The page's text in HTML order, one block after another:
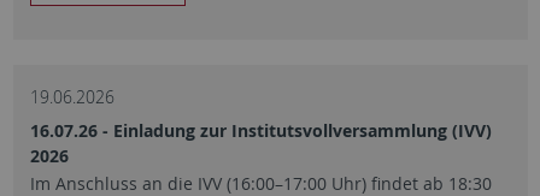
19.06.2026
16.07.26 - Einladung zur Institutsvollversammlung (IVV)
2026
Im Anschluss an die IVV (16:00–17:00 Uhr) findet ab 18:30